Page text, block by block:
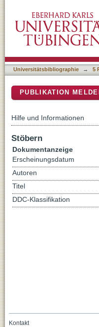
Universitätsbibliographie → 5
PUBLIKATION
Hilfe und Informationen
Stöbern
Dokumentanzeige
Erscheinungsdatum
Autoren
Titel
DDC-Klassifikation
Kontakt